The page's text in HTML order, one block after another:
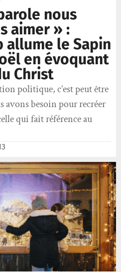
nous
aimer » :
allume le Sapin
en évoquant
Christ
politique, c’est peut être
avons besoin pour recréer
qui fait référence au